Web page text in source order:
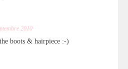
2010
boots & hairpiece :-)